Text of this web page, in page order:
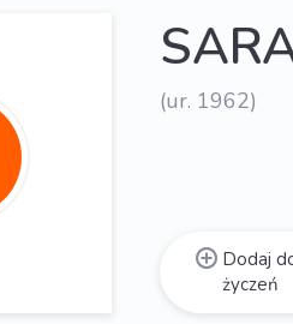
(ur. 1962)
Dodaj
życzeń